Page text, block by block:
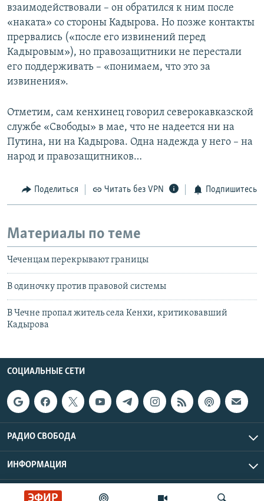
ЭФИР
взаимодействовали – он обратился к ним после
«наката» со стороны Кадырова. Но позже контакты
прервались («после его извинений перед
Кадыровым»), но правозащитники не перестали
его поддерживать – «понимаем, что это за
извинения».
Отметим, сам кенхинец говорил северокавказской
службе «Свободы» в мае, что не надеется ни на
Путина, ни на Кадырова. Одна надежда у него – на
народ и правозащитников…
Поделиться Читать без VPN Подпишитесь
Материалы по теме
Чеченцам перекрывают границы
В одиночку против правовой системы
В Чечне пропал житель села Кенхи, критиковавший
Кадырова
СОЦИАЛЬНЫЕ СЕТИ
РАДИО СВОБОДА
ИНФОРМАЦИЯ
Радио Свобода © 2026 RFE/RL, Inc. | Все права защищены.